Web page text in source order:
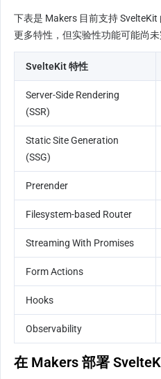
下表是 Makers 目前支持
更多特性，但实验性功能可能尚未
SvelteKit 特性
Server-Side Rendering
(SSR)
Static Site Generation
(SSG)
Prerender
Filesystem-based Router
Streaming With Promises
Form Actions
Hooks
Observability
在 Makers 部署